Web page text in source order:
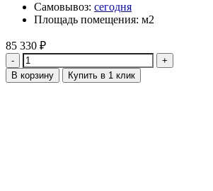
Самовывоз: сегодня
Площадь помещения: м2
85 330 ₽
Количество
В корзину Купить в 1 клик